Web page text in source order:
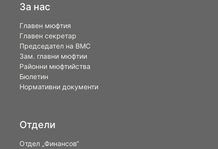
За нас
Главен мюфтия
Главен секретар
Председател на ВМС
Зам. главни мюфтии
Районни мюфтийства
Бюлетин
Нормативни документи
Отдели
Отдел „Финансов“